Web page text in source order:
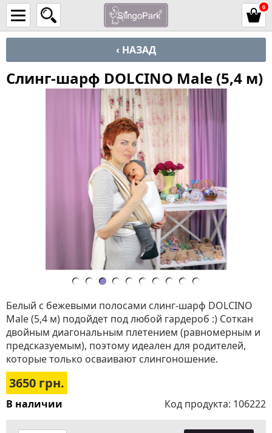
0
‹ НАЗАД
Слинг-шарф DOLCINO Male (5,4 м)
Белый с бежевыми полосами слинг-шарф DOLCINO
Male (5,4 м) подойдет под любой гардероб :) Соткан
двойным диагональным плетением (равномерным и
предсказуемым), поэтому идеален для родителей,
которые только осваивают слингоношение.
3650 грн.
В наличии Код продукта: 106222